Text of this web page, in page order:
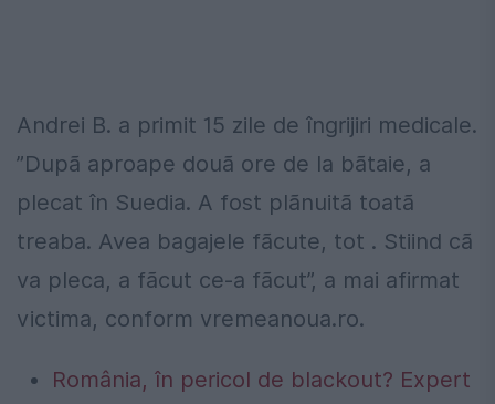
Andrei B. a primit 15 zile de îngrijiri medicale.
”Dupã aproape douã ore de la bãtaie, a
plecat în Suedia. A fost plãnuitã toatã
treaba. Avea bagajele fãcute, tot . Stiind cã
va pleca, a fãcut ce-a fãcut”, a mai afirmat
victima, conform vremeanoua.ro.
România, în pericol de blackout? Expert